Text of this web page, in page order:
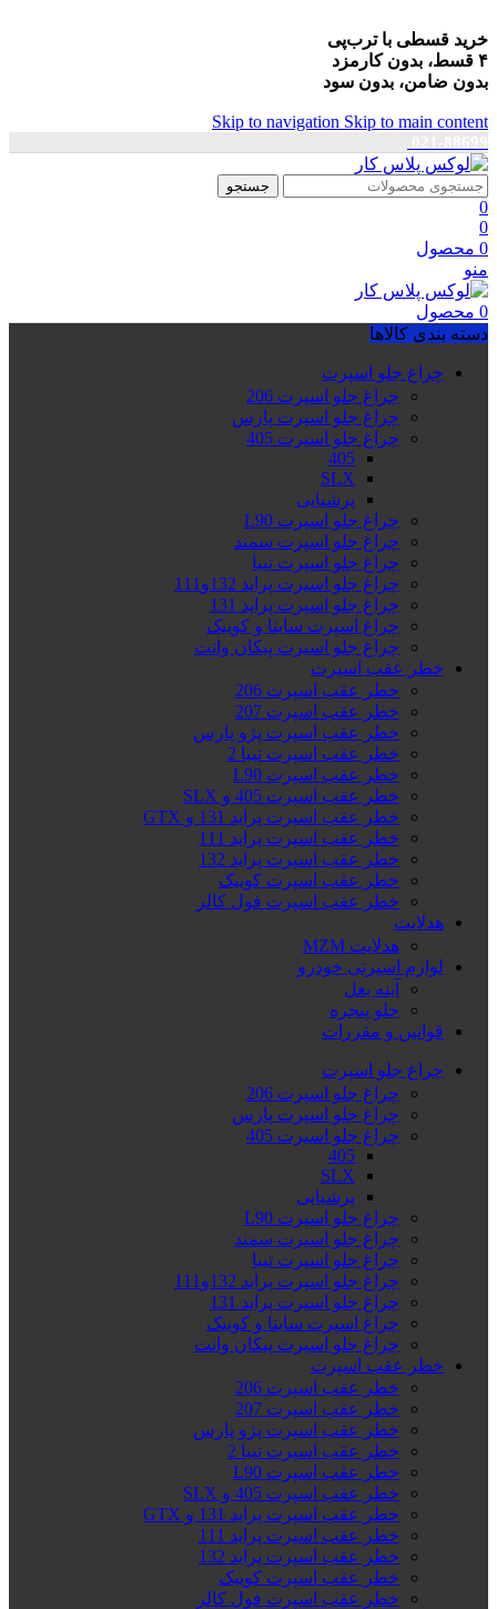
خرید قسطی با ترب‌پی
۴ قسط، بدون کارمزد
بدون ضامن، بدون سود
Skip to navigation Skip to main content
جستجو
0
0
0 محصول
منو
0 محصول
دسته بندی کالاها
چراغ جلو اسپرت
چراغ جلو اسپرت 206
چراغ جلو اسپرت پارس
چراغ جلو اسپرت 405
405
SLX
پرشیایی
چراغ جلو اسپرت L90
چراغ جلو اسپرت سمند
چراغ جلو اسپرت تیبا
چراغ جلو اسپرت پراید 132و111
چراغ جلو اسپرت پراید 131
چراغ اسپرت ساینا و کوییک
چراغ جلو اسپرت پیکان وانت
خطر عقب اسپرت
خطر عقب اسپرت 206
خطر عقب اسپرت 207
خطر عقب اسپرت پژو پارس
خطر عقب اسپرت تیبا 2
خطر عقب اسپرت L90
خطر عقب اسپرت 405 و SLX
خطر عقب اسپرت پراید 131 و GTX
خطر عقب اسپرت پراید 111
خطر عقب اسپرت پراید 132
خطر عقب اسپرت کوییک
خطر عقب اسپرت فول کالر
هدلایت
هدلایت MZM
لوازم اسپرتی خودرو
آینه بغل
جلو پنجره
قوانین و مقررات
چراغ جلو اسپرت
چراغ جلو اسپرت 206
چراغ جلو اسپرت پارس
چراغ جلو اسپرت 405
405
SLX
پرشیایی
چراغ جلو اسپرت L90
چراغ جلو اسپرت سمند
چراغ جلو اسپرت تیبا
چراغ جلو اسپرت پراید 132و111
چراغ جلو اسپرت پراید 131
چراغ اسپرت ساینا و کوییک
چراغ جلو اسپرت پیکان وانت
خطر عقب اسپرت
خطر عقب اسپرت 206
خطر عقب اسپرت 207
خطر عقب اسپرت پژو پارس
خطر عقب اسپرت تیبا 2
خطر عقب اسپرت L90
خطر عقب اسپرت 405 و SLX
خطر عقب اسپرت پراید 131 و GTX
خطر عقب اسپرت پراید 111
خطر عقب اسپرت پراید 132
خطر عقب اسپرت کوییک
خطر عقب اسپرت فول کالر